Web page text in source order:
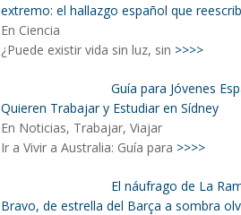
extremo: el hallazgo español que
En Ciencia
¿Puede existir vida sin luz, sin >>>>
Guía para Jóvenes
Quieren Trabajar y Estudiar en Sídney
En Noticias, Trabajar, Viajar
Ir a Vivir a Australia: Guía para >>>>
El náufrago de La
Bravo, de estrella del Barça a sombra